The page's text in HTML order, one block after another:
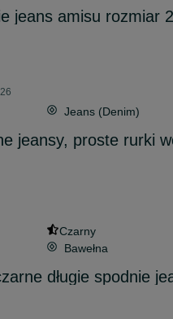
jeans amisu rozmiar
Jeans (Denim)
jeansy, proste rurki
Czarny
Bawełna
długie spodnie